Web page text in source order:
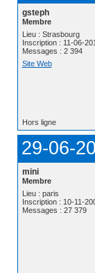
gsteph
Membre
Lieu : Strasbourg
Inscription : 11-06-
Messages : 2 394
Site Web
Hors ligne
29-06-
mini
Membre
Lieu : paris
Inscription : 10-11-
Messages : 27 379